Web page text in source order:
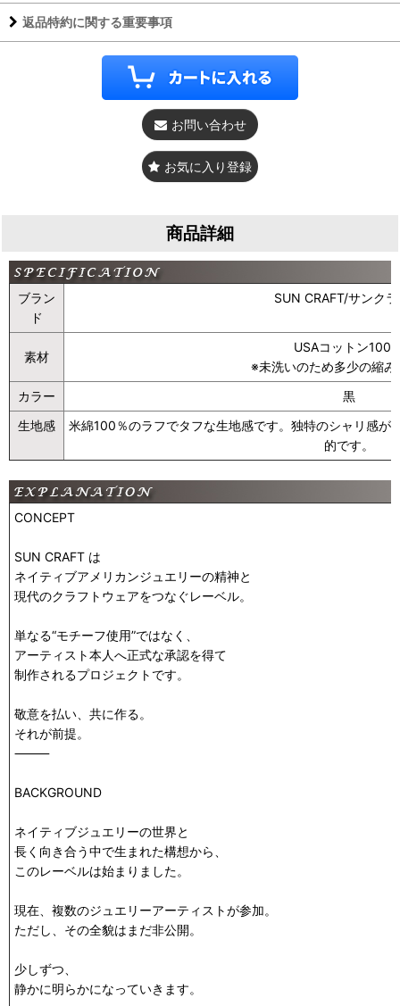
返品特約に関する重要事項
お問い合わせ
お気に入り登録
商品詳細
ブラン
ド
SUN CRAFT/サンク
素材
USAコットン100
※未洗いのため多少の縮み
カラー
黒
生地感
米綿100％のラフでタフな生地感です。独特のシャリ感が
的です。
CONCEPT
SUN CRAFT は
ネイティブアメリカンジュエリーの精神と
現代のクラフトウェアをつなぐレーベル。
単なる“モチーフ使用”ではなく、
アーティスト本人へ正式な承認を得て
制作されるプロジェクトです。
敬意を払い、共に作る。
それが前提。
⸻
BACKGROUND
ネイティブジュエリーの世界と
長く向き合う中で生まれた構想から、
このレーベルは始まりました。
現在、複数のジュエリーアーティストが参加。
ただし、その全貌はまだ非公開。
少しずつ、
静かに明らかになっていきます。